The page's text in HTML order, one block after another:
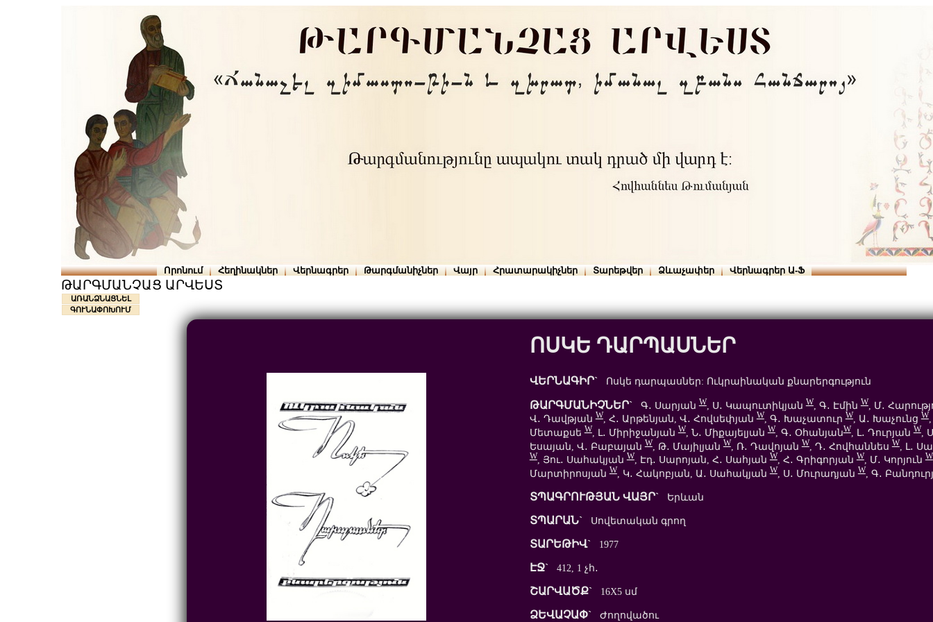
Որոնում Հեղինակներ Վերնագրեր Թարգմանիչներ Վայր Հրատարակիչներ Տարեթվեր Ձևաչափեր Վերնագրեր Ա-Ֆ
ԹԱՐԳՄԱՆՉԱՑ ԱՐՎԵՍՏ
ԱՌԱՆՁՆԱՑՆԵԼ
ԳՈՒՆԱՓՈԽՈՒՄ
ՈՍԿԵ ԴԱՐՊԱՍՆԵՐ
ՎԵՐՆԱԳԻՐ` Ոսկե դարպասներ: Ուկրաինական քնարերգություն
ԹԱՐԳՄԱՆԻՉՆԵՐ` Գ․ ՍարյանW, Ս․ ԿապուտիկյանW, Գ․ ԷմինW, Մ․
Վ․ ԴավթյանW, Հ․ Արթենյան, Վ․ ՀովսեփյանW, Գ․ ԽաչատուրW, Ա․ ԽաչունցW,
ՄետաքսեW, Լ․ ՄիրիջանյանW, Ն․ ՄիքայելյանW, Գ․ ՕհանյանW, Լ․ ԴուրյանW,
Եսայան, Վ․ ԲաբայանW, Թ․ ՄայիլյանW, Ռ․ ԴավոյանW, Դ․ ՀովհաննեսW, Լ․
W, Յու․ ՍահակյանW, Էդ․ Սարոյան, Հ․ ՍահյանW, Հ․ ԳրիգորյանW, Մ․ ԿորյունW
ՄարտիրոսյանW, Կ․ Հակոբյան, Ա․ ՍահակյանW, Ս․ ՄուրադյանW, Գ․
ՏՊԱԳՐՈՒԹՅԱՆ ՎԱՅՐ` Երևան
ՏՊԱՐԱՆ` Սովետական գրող
ՏԱՐԵԹԻՎ` 1977
ԷՋ` 412, 1 չհ․
ՇԱՐՎԱԾՔ` 16X5 սմ
ՁԵՎԱՉԱՓ` Ժողովածու